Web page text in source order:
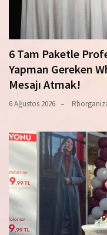
6 Tam Paketle
Yapman Gereken
Mesajı Atmak!
6 Ağustos 2026